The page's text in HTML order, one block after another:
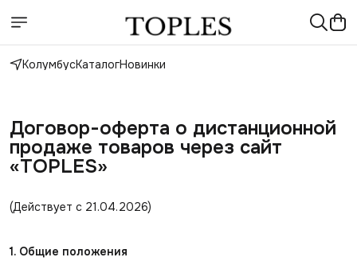
КолумбусКаталогНовинки
Договор-оферта о дистанционной
продаже товаров через сайт
«TOPLES»
(Действует с 21.04.2026)
1. Общие положения